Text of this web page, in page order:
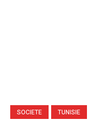
SOCIETE TUNISIE